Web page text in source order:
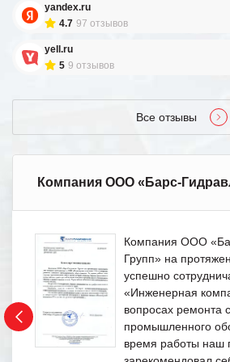
yandex.ru
4.7 97 отзывов
yell.ru
5 9 отзывов
Все отзывы
Компания ООО «Барс-
Компания ООО
Групп» на
успешно
«Инженерная
вопросах ремонта
промышленного
время работы наш